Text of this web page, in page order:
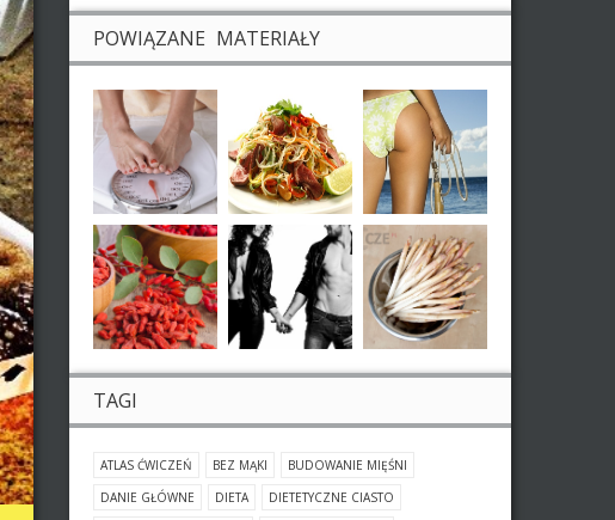
POWIĄZANE MATERIAŁY
TAGI
ATLAS ĆWICZEŃ BEZ MĄKI
BUDOWANIE MIĘŚNI
DANIE GŁÓWNE
DIETA
DIETETYCZNE CIASTO